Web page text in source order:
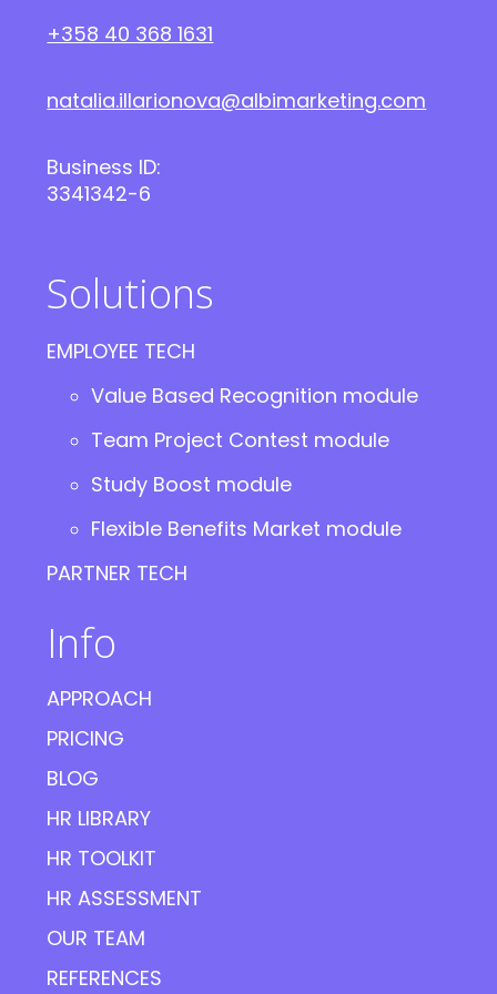
+358 40 368 1631
natalia.illarionova@albimarketing.com
Business ID:
3341342-6
Solutions
EMPLOYEE TECH
Value Based Recognition module
Team Project Contest module
Study Boost module
Flexible Benefits Market module
PARTNER TECH
Info
APPROACH
PRICING
BLOG
HR LIBRARY
HR TOOLKIT
HR ASSESSMENT
OUR TEAM
REFERENCES